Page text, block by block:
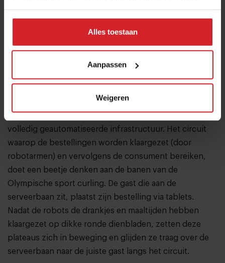
Alles toestaan
Aanpassen
Weigeren
Video door: Khalid Al Ameri, embedded via You Tube
Robo Café, Dubai
sushirestaurants naar een hoger plan. Dit is geen
volledig geautomatiseerde infrastructuur. Het circuit
waarop de bestellingen worden klaargezet (door
robotarmen) en vervolgens de consument bereiken,
doet een beetje denken aan de banen van de
Olympische sport curling. De gast die aan de
serveerbaan zit, plaatst zijn bestelling via tablets.
Nadat de robots de drankjes en maaltijden hebben
klaargezet op dikke ronde dienbladen, zetten deze
plateaus zich in beweging en glijden ze traag over de
serveerbaan naar de juiste gast langs het circuit.